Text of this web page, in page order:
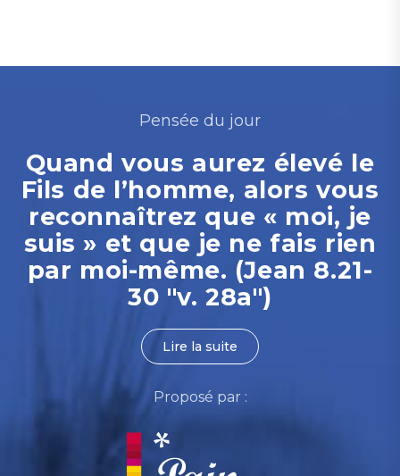
Pensée du jour
Quand vous aurez élevé le
Fils de l’homme, alors vous
reconnaîtrez que « moi, je
suis » et que je ne fais rien
par moi-même. (Jean 8.21-
30 "v. 28a")
Lire la suite
Proposé par :